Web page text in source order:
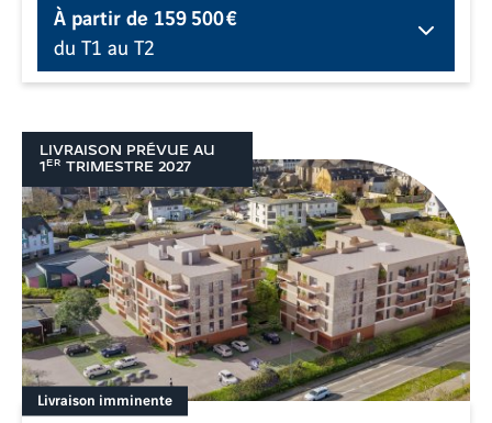
À partir de159 500 €
du T1 au T2
LIVRAISON PRÉVUE AU
1 ER TRIMESTRE 2027
Livraison imminente